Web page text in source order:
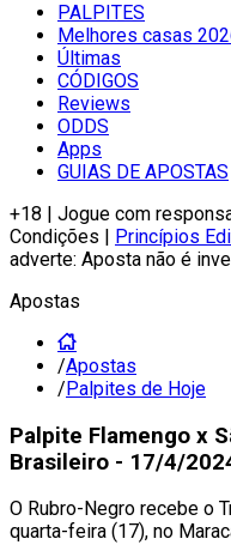
PALPITES
Melhores casas
Últimas
CÓDIGOS
Reviews
ODDS
Apps
GUIAS DE APOSTAS
+18 | Jogue com
Condições | Princípios
adverte: Aposta não é
Apostas
/Apostas
/Palpites de Hoje
Palpite Flamengo x
Brasileiro - 17/4/
O Rubro-Negro recebe o
quarta-feira (17), no